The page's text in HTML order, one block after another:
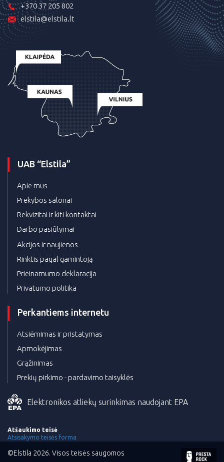
+370 37 205 802
elstila@elstila.lt
UAB “Elstila”
Apie mus
Prekybos salonai
Rekvizitai ir kiti kontaktai
Darbo pasiūlymai
Akcijos ir naujienos
Rinktis pagal gamintoją
Prieinamumo deklaracija
Privatumo politika
Perkantiems internetu
Atsiėmimas ir pristatymas
Apmokėjimas
Grąžinimas
Prekių pirkimo - pardavimo taisyklės
Elektronikos atliekų surinkimas naudojant EPA
Atšaukimo teisė
Atsisakymo teisės forma
©Elstila 2026. Visos teisės saugomos